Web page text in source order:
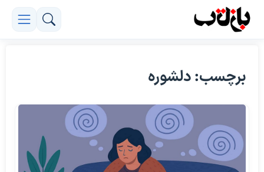
برچسب: دلشوره